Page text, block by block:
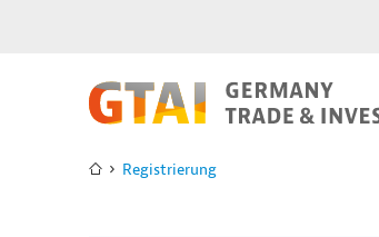
Registrierung